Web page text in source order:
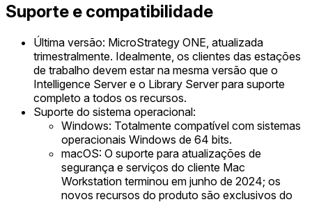
Suporte e compatibilidade
Última versão: MicroStrategy ONE, atualizada
trimestralmente. Idealmente, os clientes das estações
de trabalho devem estar na mesma versão que o
Intelligence Server e o Library Server para suporte
completo a todos os recursos.
Suporte do sistema operacional:
Windows: Totalmente compatível com sistemas
operacionais Windows de 64 bits.
macOS: O suporte para atualizações de
segurança e serviços do cliente Mac
Workstation terminou em junho de 2024; os
novos recursos do produto são exclusivos do